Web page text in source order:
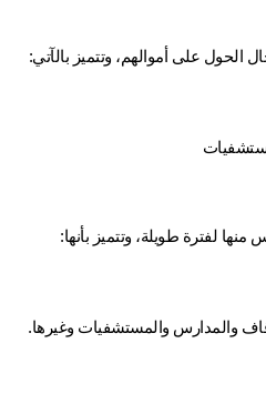
الحول على أموالهم، وتتميز بالآتي:
لفترة طويلة، وتتميز بأنها:
والمدارس والمستشفيات وغيرها.